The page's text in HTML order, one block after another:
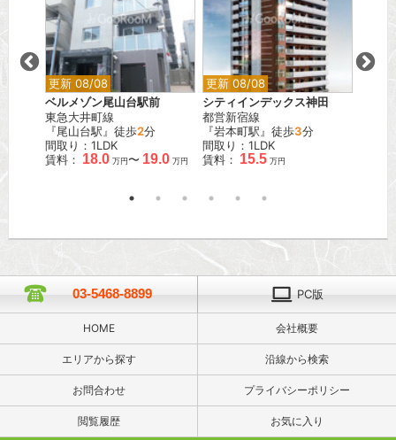
更新 08/08
ベルメゾン尾山台駅前
東急大井町線
『尾山台駅』徒歩2分
間取り：1LDK
賃料： 18.0 万円〜 19.0 万円
更新 08/08
シティインデックス神田
都営新宿線
『岩本町駅』徒歩3分
間取り：1LDK
賃料： 15.5 万円
03-5468-8899 PC版
HOME 会社概要
エリアから探す 沿線から検索
お問合わせ プライバシーポリシー
閲覧履歴 お気に入り